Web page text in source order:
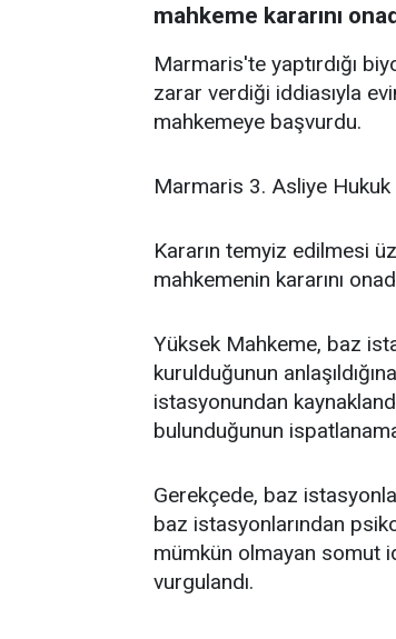
mahkeme kararını
Marmaris'te yaptırdığı
zarar verdiği iddiasıyla
mahkemeye başvurdu.
Marmaris 3. Asliye
Kararın temyiz edilmesi
mahkemenin kararını
Yüksek Mahkeme, baz
kurulduğunun
istasyonundan
bulunduğunun
Gerekçede, baz
baz istasyonlarından
mümkün olmayan somut
vurgulandı.